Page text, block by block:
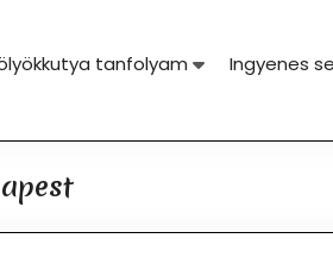
tanfolyam Ingyenes